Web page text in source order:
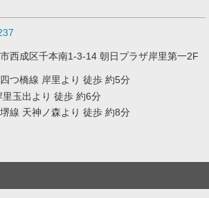
西成区千本南1-3-14 朝日プラザ岸里第一2F
つ橋線 岸里より 徒歩 約5分
里玉出より 徒歩 約6分
線 天神ノ森より 徒歩 約8分